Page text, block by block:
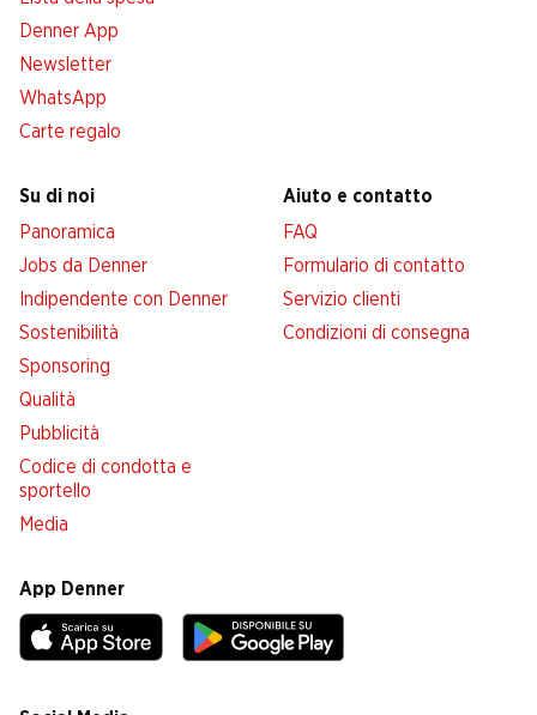
Denner App
Newsletter
WhatsApp
Carte regalo
Su di noi
Panoramica
Jobs da Denner
Indipendente con Denner
Sostenibilità
Sponsoring
Qualità
Pubblicità
Codice di condotta e
sportello
Media
Aiuto e contatto
FAQ
Formulario di contatto
Servizio clienti
Condizioni di consegna
App Denner